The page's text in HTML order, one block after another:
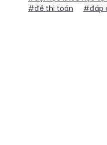
#đề thi toán
#đáp